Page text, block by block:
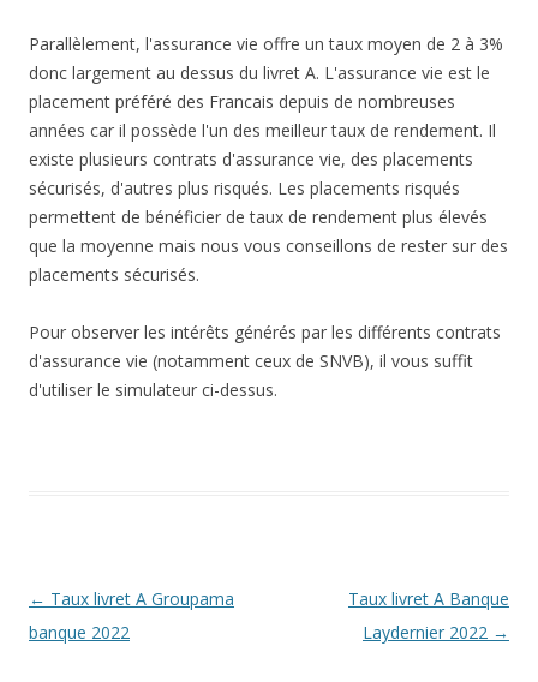
Parallèlement, l'assurance vie offre un taux moyen de 2 à 3%
donc largement au dessus du livret A. L'assurance vie est le
placement préféré des Francais depuis de nombreuses
années car il possède l'un des meilleur taux de rendement. Il
existe plusieurs contrats d'assurance vie, des placements
sécurisés, d'autres plus risqués. Les placements risqués
permettent de bénéficier de taux de rendement plus élevés
que la moyenne mais nous vous conseillons de rester sur des
placements sécurisés.
Pour observer les intérêts générés par les différents contrats
d'assurance vie (notamment ceux de SNVB), il vous suffit
d'utiliser le simulateur ci-dessus.
Navigation
des
← Taux livret A Groupama
banque 2022
Taux livret A Banque
Laydernier 2022 →